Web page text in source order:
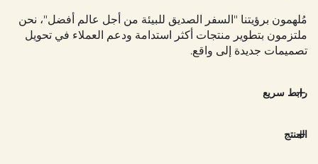
مُلهمون برؤيتنا "السفر الصديق للبيئة من أجل عالم أفضل"، نحن
ملتزمون بتطوير منتجات أكثر استدامة ودعم العملاء في تحويل
تصميمات جديدة إلى واقع.
رابط سريع
المنتج